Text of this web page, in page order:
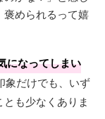
褒められるって嬉
になってしまい
象だけでも、いず
も少なくありま